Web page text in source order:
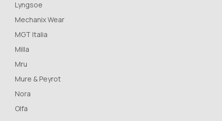
Lyngsoe
Mechanix Wear
MGT Italia
Milla
Mru
Mure & Peyrot
Nora
Olfa